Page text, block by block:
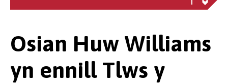
Osian Huw Williams
yn ennill Tlws y